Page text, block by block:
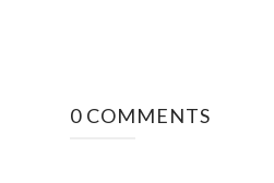
0 COMMENTS